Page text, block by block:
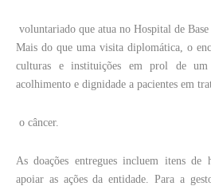
voluntariado que atua no Hospital de
Mais do que uma visita diplomática, o
culturas e instituições em prol de um
acolhimento e dignidade a pacientes em
o câncer.
As doações entregues incluem itens de
apoiar as ações da entidade. Para a